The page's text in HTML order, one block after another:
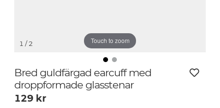
Touch to zoom
1 / 2
Bred guldfärgad earcuff med
droppformade glasstenar
129 kr